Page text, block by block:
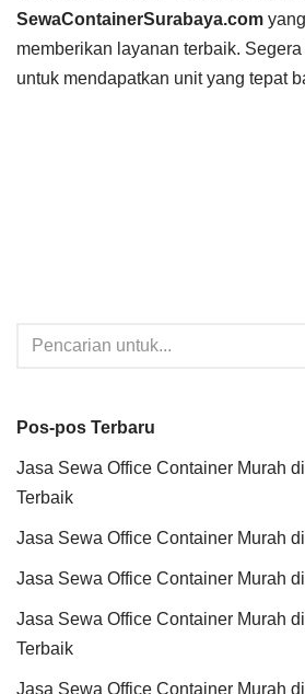
SewaContainerSurabaya.com
memberikan layanan terbaik.
untuk mendapatkan unit yang tepat
Pos-pos Terbaru
Jasa Sewa Office Container Murah
Terbaik
Jasa Sewa Office Container Murah
Jasa Sewa Office Container Murah
Jasa Sewa Office Container Murah
Terbaik
Jasa Sewa Office Container Murah